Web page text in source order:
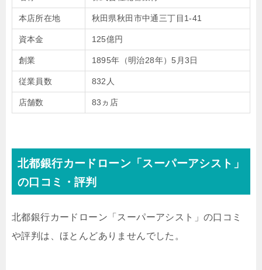
本店所在地 秋田県秋田市中通三丁目1-41
資本金 125億円
創業 1895年（明治28年）5月3日
従業員数 832人
店舗数 83ヵ店
北都銀行カードローン「スーパーアシスト」
の口コミ・評判
北都銀行カードローン「スーパーアシスト」の口コミ
や評判は、ほとんどありませんでした。